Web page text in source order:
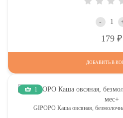
-
179
ДОБАВИТЬ В
1
GIPOPO Каша овсяная,